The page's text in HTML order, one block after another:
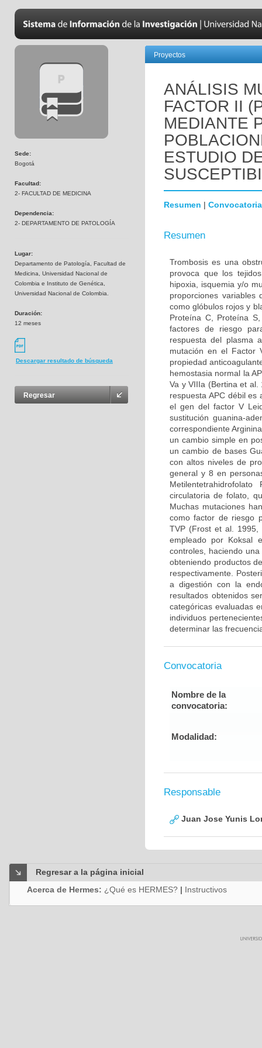
Sede:
Bogotá
Facultad:
2- FACULTAD DE MEDICINA
Dependencia:
2- DEPARTAMENTO DE PATOLOGÍA
Lugar:
Departamento de Patología, Facultad de
Medicina, Universidad Nacional de
Colombia e Instituto de Genética,
Universidad Nacional de Colombia.
Duración:
12 meses
Descargar resultado de búsqueda
Regresar
Proyectos
ANÁLISIS
FACTOR II
MEDIANTE
ESTUDIO
Resumen | Convocatoria
Resumen
Trombosis es una
provoca que los
hipoxia, isquemia y/o
proporciones variables
como glóbulos rojos y
Proteína C, Proteína
factores de riesgo
respuesta del plasma
mutación en el Factor
propiedad
hemostasia normal la
Va y VIIIa (Bertina et
respuesta APC débil es
el gen del factor V
sustitución guanina-
correspondiente
un cambio simple en
un cambio de bases
con altos niveles de
general y 8 en
circulatoria de folato,
Muchas mutaciones
como factor de riesgo
TVP (Frost et al. 1995,
empleado por Koksal
controles, haciendo
obteniendo productos
respectivamente.
a digestión con la
resultados obtenidos
categóricas evaluadas
individuos
determinar las
Convocatoria
Nombre de la
convocatoria:
Modalidad:
Responsable
Juan Jose Yunis
Regresar a la página inicial
Acerca de Hermes: ¿Qué es HERMES? | Instructivos